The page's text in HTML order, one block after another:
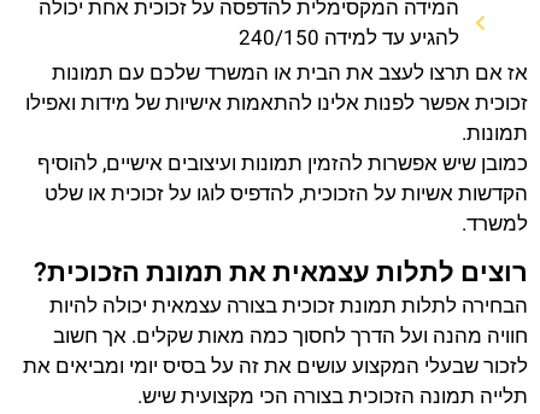
המידה המקסימלית להדפסה על זכוכית אחת יכולה
להגיע עד למידה 240/150
אז אם תרצו לעצב את הבית או המשרד שלכם עם תמונות
זכוכית אפשר לפנות אלינו להתאמות אישיות של מידות ואפילו
תמונות.
כמובן שיש אפשרות להזמין תמונות ועיצובים אישיים, להוסיף
הקדשות אשיות על הזכוכית, להדפיס לוגו על זכוכית או שלט
למשרד.
רוצים לתלות עצמאית את תמונת הזכוכית?
הבחירה לתלות תמונת זכוכית בצורה עצמאית יכולה להיות
חוויה מהנה ועל הדרך לחסוך כמה מאות שקלים. אך חשוב
לזכור שבעלי המקצוע עושים את זה על בסיס יומי ומביאים את
תלייה תמונה הזכוכית בצורה הכי מקצועית שיש.